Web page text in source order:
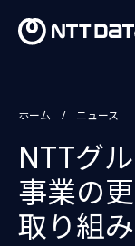
ホーム ニュース
NTTグ
事業の
取り組